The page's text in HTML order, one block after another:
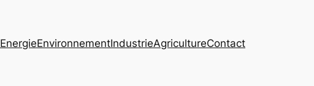
EnergieEnvironnementIndustrieAgricultureContact